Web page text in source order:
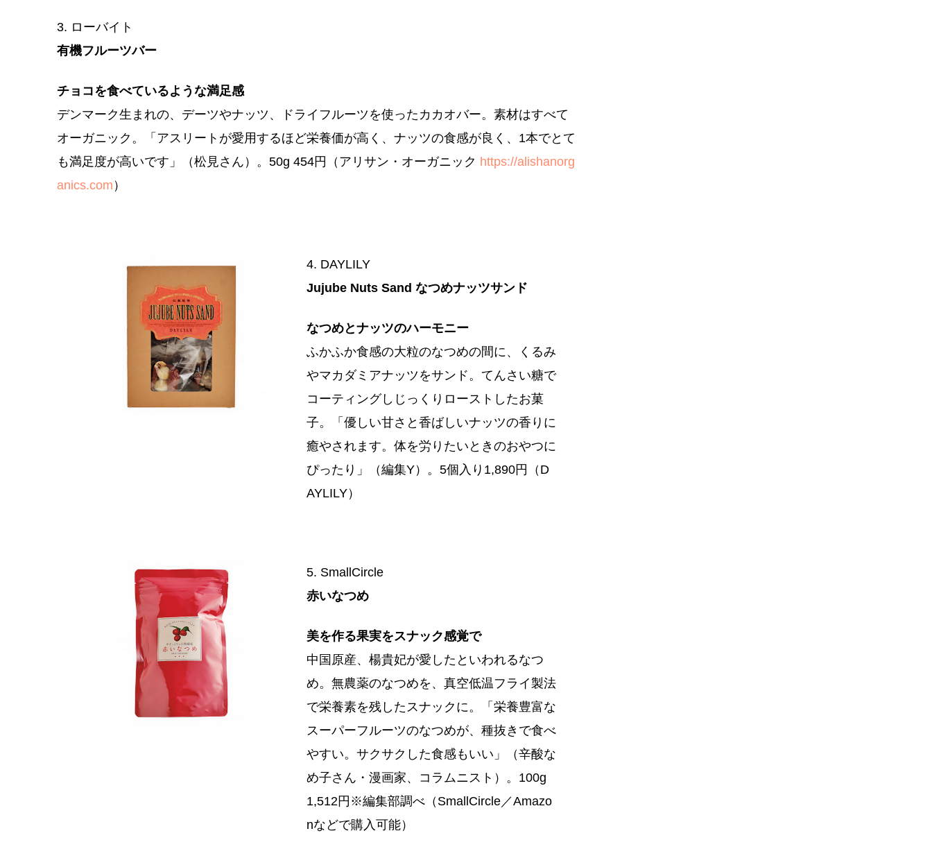
3. ローバイト
有機フルーツバー
チョコを食べているような満足感
デンマーク生まれの、デーツやナッツ、ドライフルーツを使ったカカオバー。素材はすべて
オーガニック。「アスリートが愛用するほど栄養価が高く、ナッツの食感が良く、1本でとて
も満足度が高いです」（松見さん）。50g 454円（アリサン・オーガニック https://alishanorg
anics.com ）
4. DAYLILY
Jujube Nuts Sand なつめナッツサンド
なつめとナッツのハーモニー
ふかふか食感の大粒のなつめの間に、くるみ
やマカダミアナッツをサンド。てんさい糖で
コーティングしじっくりローストしたお菓
子。「優しい甘さと香ばしいナッツの香りに
癒やされます。体を労りたいときのおやつに
ぴったり」（編集Y）。5個入り1,890円（D
AYLILY）
5. SmallCircle
赤いなつめ
美を作る果実をスナック感覚で
中国原産、楊貴妃が愛したといわれるなつ
め。無農薬のなつめを、真空低温フライ製法
で栄養素を残したスナックに。「栄養豊富な
スーパーフルーツのなつめが、種抜きで食べ
やすい。サクサクした食感もいい」（辛酸な
め子さん・漫画家、コラムニスト）。100g
1,512円※編集部調べ（SmallCircle／Amazo
nなどで購入可能）